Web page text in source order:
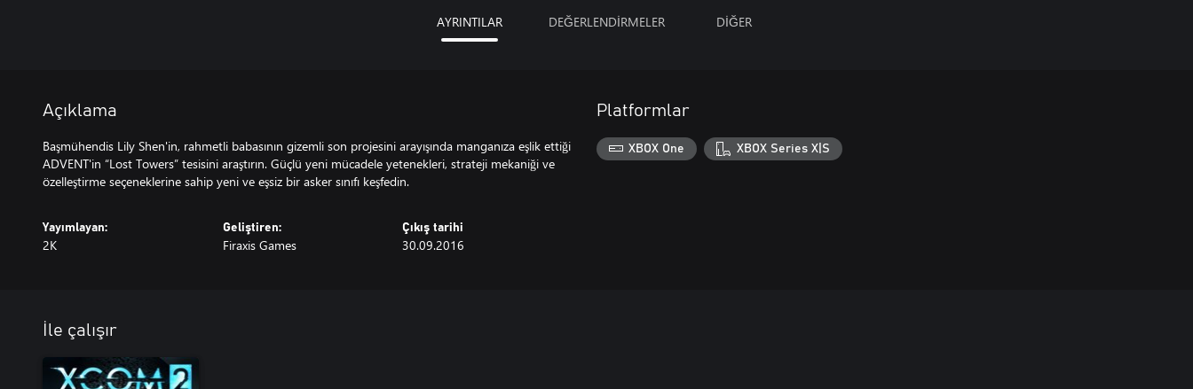
AYRINTILAR DEĞERLENDİRMELER DİĞER
Açıklama
Başmühendis Lily Shen'in, rahmetli babasının gizemli son projesini arayışında manganıza eşlik ettiği
ADVENT'in “Lost Towers” tesisini araştırın. Güçlü yeni mücadele yetenekleri, strateji mekaniği ve
özelleştirme seçeneklerine sahip yeni ve eşsiz bir asker sınıfı keşfedin.
Yayımlayan:
2K
Geliştiren:
Firaxis Games
Çıkış tarihi
30.09.2016
Platformlar
XBOX One XBOX Series X|S
İle çalışır